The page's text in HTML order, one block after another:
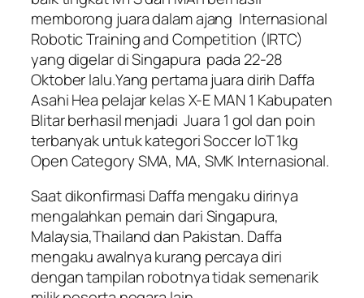
memborong juara dalam ajang Internasional
Robotic Training and Competition (IRTC)
yang digelar di Singapura pada 22-28
Oktober lalu.Yang pertama juara dirih Daffa
Asahi Hea pelajar kelas X-E MAN 1 Kabupaten
Blitar berhasil menjadi Juara 1 gol dan poin
terbanyak untuk kategori Soccer IoT 1kg
Open Category SMA, MA, SMK Internasional.
Saat dikonfirmasi Daffa mengaku dirinya
mengalahkan pemain dari Singapura,
Malaysia,Thailand dan Pakistan. Daffa
mengaku awalnya kurang percaya diri
dengan tampilan robotnya tidak semenarik